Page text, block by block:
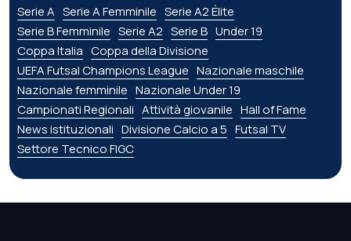
Serie A Serie A Femminile Serie A2 Élite
Serie B Femminile Serie A2 Serie B Under 19
Coppa Italia Coppa della Divisione
UEFA Futsal Champions League Nazionale maschile
Nazionale femminile Nazionale Under 19
Campionati Regionali Attività giovanile Hall of Fame
News istituzionali Divisione Calcio a 5 Futsal TV
Settore Tecnico FIGC